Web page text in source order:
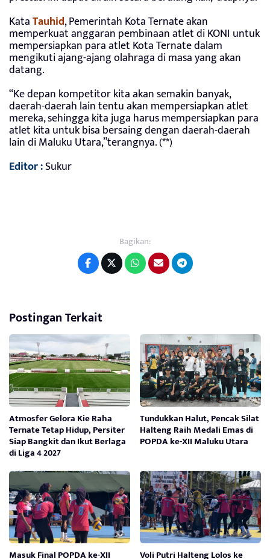
KataTauhid, Pemerintah Kota Ternate akan
memperkuat anggaran pembinaan atlet di KONI untuk
mempersiapkan para atlet Kota Ternate dalam
mengikuti ajang-ajang olahraga di masa yang akan
datang.
“Ke depan kompetitor kita akan semakin banyak,
daerah-daerah lain tentu akan mempersiapkan atlet
mereka, sehingga kita juga harus mempersiapkan para
atlet kita untuk bisa bersaing dengan daerah-daerah
lain di Maluku Utara,”terangnya. (**)
Editor :Sukur
Bagikan:
Postingan Terkait
Atmosfer Gelora Kie Raha
Ternate Tetap Hidup, Persiter
Siap Bangkit dan Ikut Berlaga
di Liga 4 2027
Tundukkan Halut, Pencak Silat
Halteng Raih Medali Emas di
POPDA ke-XII Maluku Utara
Masuk Final POPDA ke-XII Voli Putri Halteng Lolos ke